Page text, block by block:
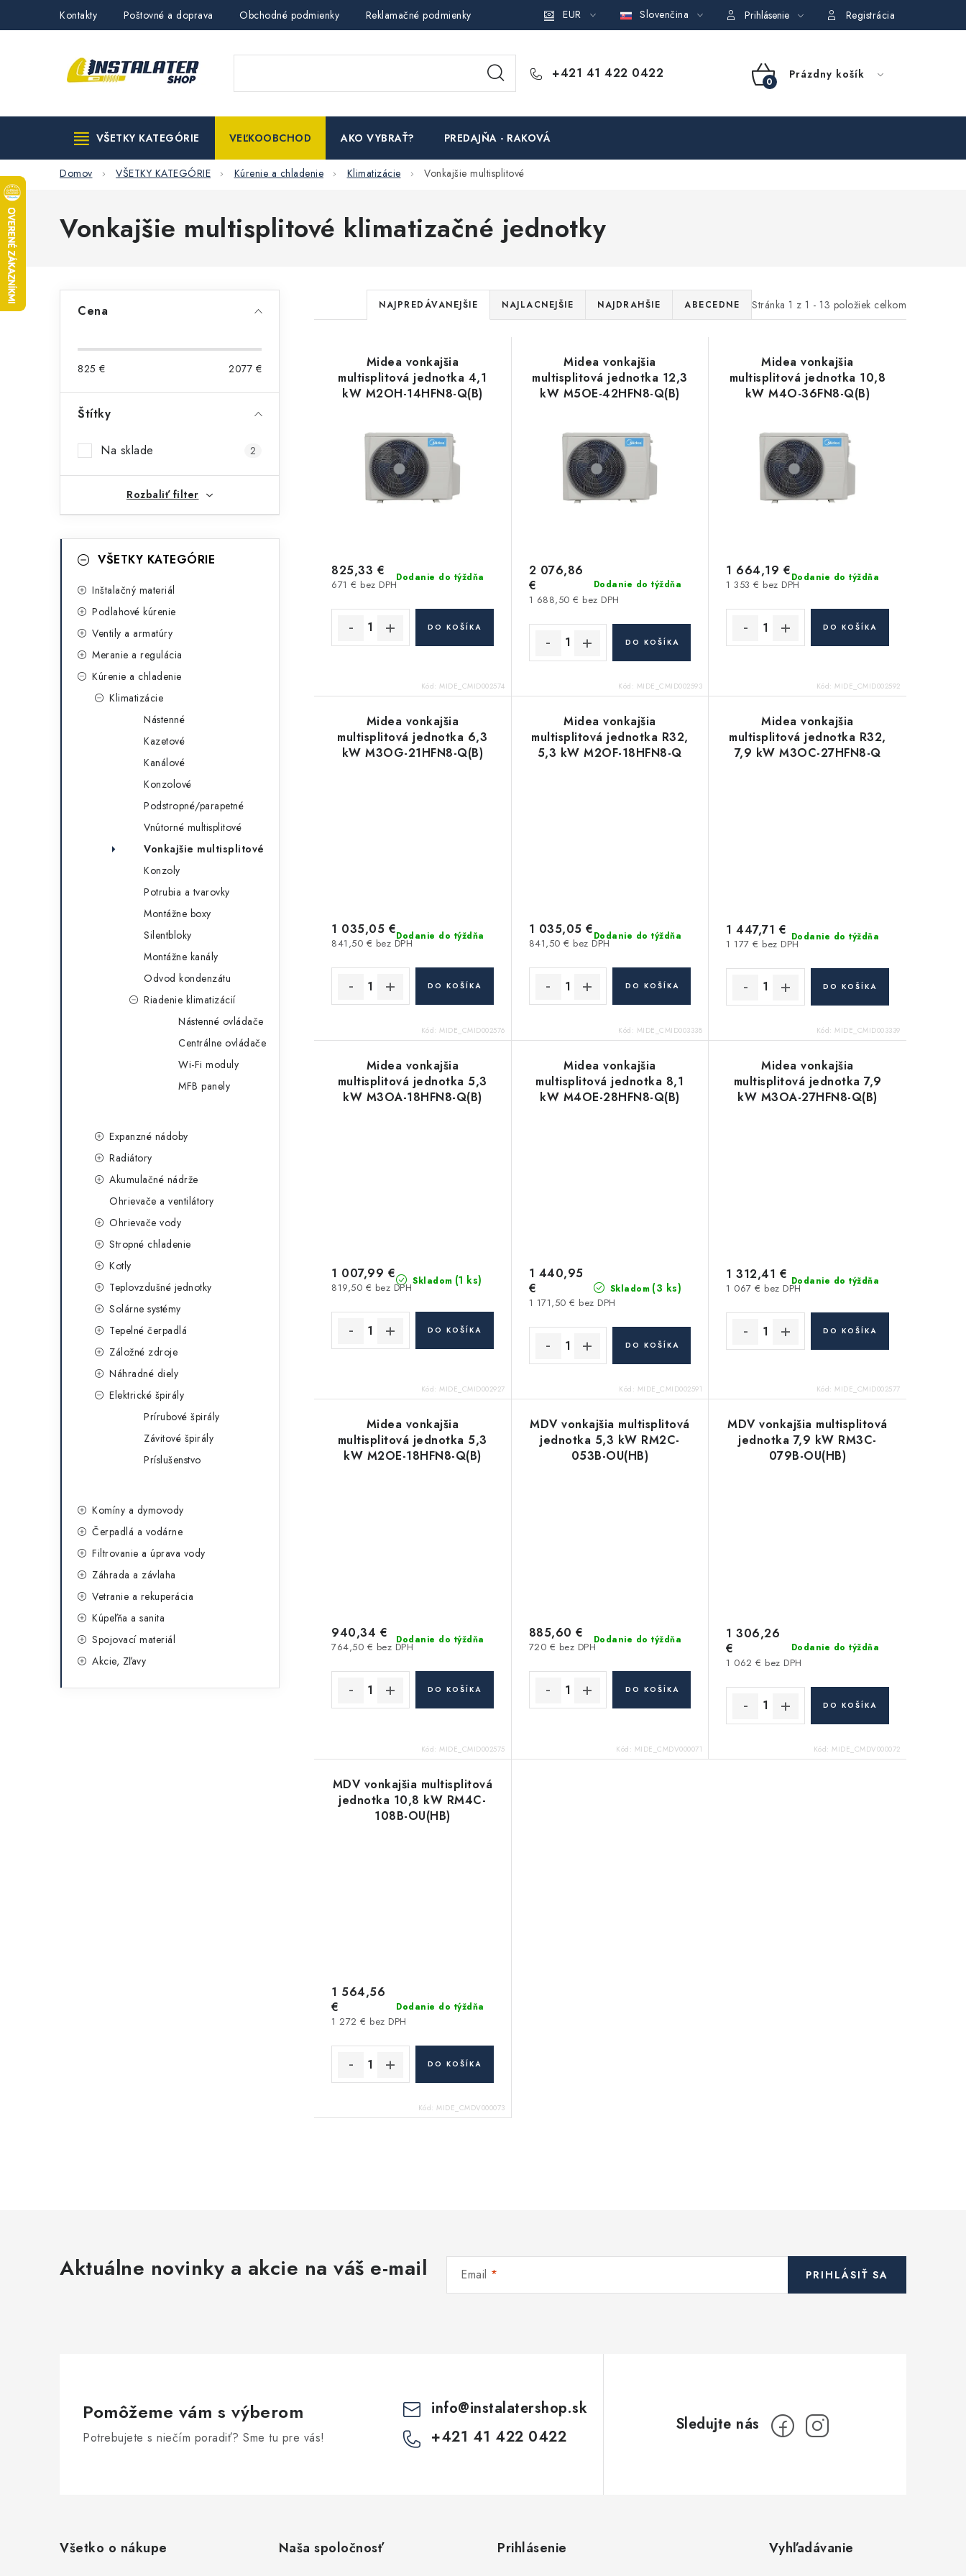
Kontakty Poštovné a doprava Obchodné podmienky Reklamačné podmienky Podmienky ochrany osobných údajov Obchodné podmienky požičovne náradia
EUR Slovenčina Prihlásenie Registrácia
+421 41 422 0422
NÁKUPNÝ
Prázdny košík
VŠETKY KATEGÓRIE VEĽKOOBCHOD AKO VYBRAŤ? PREDAJŇA - RAKOVÁ
Domov VŠETKY KATEGÓRIE Kúrenie a chladenie Klimatizácie Vonkajšie multisplitové
Vonkajšie multisplitové klimatizačné jednotky
n
a
e
l
Cena
825 € 2077 €
Štítky
Na sklade 2
Rozbaliť filter
kategórieVŠETKY KATEGÓRIE
Inštalačný materiál
Podlahové kúrenie
Ventily a armatúry
Meranie a regulácia
Kúrenie a chladenie
Klimatizácie
Nástenné
Kazetové
Kanálové
Konzolové
Podstropné/parapetné
Vnútorné multisplitové
Vonkajšie multisplitové
Konzoly
Potrubia a tvarovky
Montážne boxy
Silentbloky
Montážne kanály
Odvod kondenzátu
Riadenie klimatizácií
Nástenné ovládače
Centrálne ovládače
Wi-Fi moduly
MFB panely
Expanzné nádoby
Radiátory
Akumulačné nádrže
Ohrievače a ventilátory
Ohrievače vody
Stropné chladenie
Kotly
Teplovzdušné jednotky
Solárne systémy
Tepelné čerpadlá
Záložné zdroje
Náhradné diely
Elektrické špirály
Prírubové špirály
Závitové špirály
Príslušenstvo
Komíny a dymovody
Čerpadlá a vodárne
Filtrovanie a úprava vody
Záhrada a závlaha
Vetranie a rekuperácia
Kúpeľňa a sanita
Spojovací materiál
Akcie, Zľavy
Stránka 1 z 1 - 13 položiek celkom
R
a
d
e
i
e
p
d
u
k
t
v
NAJPREDÁVANEJŠIE NAJLACNEJŠIE NAJDRAHŠIE ABECEDNE
v
Midea vonkajšia
multisplitová jednotka 4,1
kW M2OH-14HFN8-Q(B)
Dodanie do týždňa
671 € bez DPH
825,33 €
DO KOŠÍKA
Kód:MIDE_CMID002574
Midea vonkajšia
multisplitová jednotka 12,3
kW M5OE-42HFN8-Q(B)
Dodanie do týždňa
1 688,50 € bez DPH
2 076,86
€
DO KOŠÍKA
Kód: MIDE_CMID002593
Midea vonkajšia
multisplitová jednotka 10,8
kW M4O-36FN8-Q(B)
Dodanie do týždňa
1 353 € bez DPH
1 664,19 €
DO KOŠÍKA
Kód:MIDE_CMID002592
Midea vonkajšia
multisplitová jednotka 6,3
kW M3OG-21HFN8-Q(B)
Dodanie do týždňa
841,50 € bez DPH
1 035,05 €
DO KOŠÍKA
Kód:MIDE_CMID002576
Midea vonkajšia
multisplitová jednotka R32,
5,3 kW M2OF-18HFN8-Q
Dodanie do týždňa
841,50 € bez DPH
1 035,05 €
DO KOŠÍKA
Kód: MIDE_CMID003338
Midea vonkajšia
multisplitová jednotka R32,
7,9 kW M3OC-27HFN8-Q
Dodanie do týždňa
1 177 € bez DPH
1 447,71 €
DO KOŠÍKA
Kód:MIDE_CMID003339
Midea vonkajšia
multisplitová jednotka 5,3
kW M3OA-18HFN8-Q(B)
Skladom (1 ks)
819,50 € bez DPH
1 007,99 €
DO KOŠÍKA
Kód:MIDE_CMID002927
Midea vonkajšia
multisplitová jednotka 8,1
kW M4OE-28HFN8-Q(B)
Skladom (3 ks)
1 171,50 € bez DPH
1 440,95
€
DO KOŠÍKA
Kód: MIDE_CMID002591
Midea vonkajšia
multisplitová jednotka 7,9
kW M3OA-27HFN8-Q(B)
Dodanie do týždňa
1 067 € bez DPH
1 312,41 €
DO KOŠÍKA
Kód:MIDE_CMID002577
Midea vonkajšia
multisplitová jednotka 5,3
kW M2OE-18HFN8-Q(B)
Dodanie do týždňa
764,50 € bez DPH
940,34 €
DO KOŠÍKA
Kód:MIDE_CMID002575
MDV vonkajšia multisplitová
jednotka 5,3 kW RM2C-
053B-OU(HB)
Dodanie do týždňa
720 € bez DPH
885,60 €
DO KOŠÍKA
Kód: MIDE_CMDV000071
MDV vonkajšia multisplitová
jednotka 7,9 kW RM3C-
079B-OU(HB)
Dodanie do týždňa
1 062 € bez DPH
1 306,26
€
DO KOŠÍKA
Kód:MIDE_CMDV000072
MDV vonkajšia multisplitová
jednotka 10,8 kW RM4C-
108B-OU(HB)
Dodanie do týždňa
1 272 € bez DPH
1 564,56
€
DO KOŠÍKA
Kód:MIDE_CMDV000073
d
v
p
Aktuálne novinky a akcie na váš e-mail Email PRIHLÁSIŤ SA
Pomôžeme vám s výberom
Potrebujete s niečím poradiť? Sme tu pre vás!
info@instalatershop.sk
+421 41 422 0422
Všetko o nákupe Naša spoločnosť Prihlásenie Vyhľadávanie